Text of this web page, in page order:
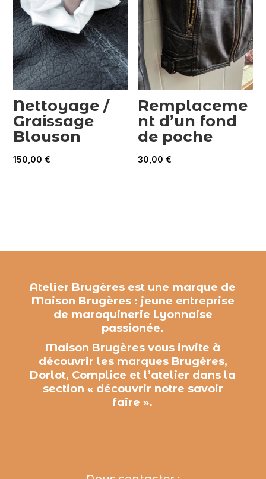
Nettoyage /
Graissage
Blouson
150,00 €
Remplaceme
nt d’un fond
de poche
30,00 €
Atelier Brugères est une marque de
Maison Brugères : jeune entreprise
de maroquinerie Lyonnaise
passionée.
Maison Brugères vous invite à
découvrir les marques Brugères,
Dorlot, Complice et l’atelier dans la
section « découvrir notre savoir
faire ».